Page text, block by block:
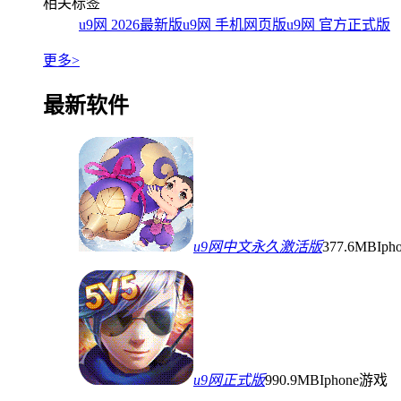
u9网 2026最新版u9网 手机网页版u9网 官方正式版
更多>
最新软件
u9网中文永久激活版377.6MB
u9网正式版990.9MBIphone游戏